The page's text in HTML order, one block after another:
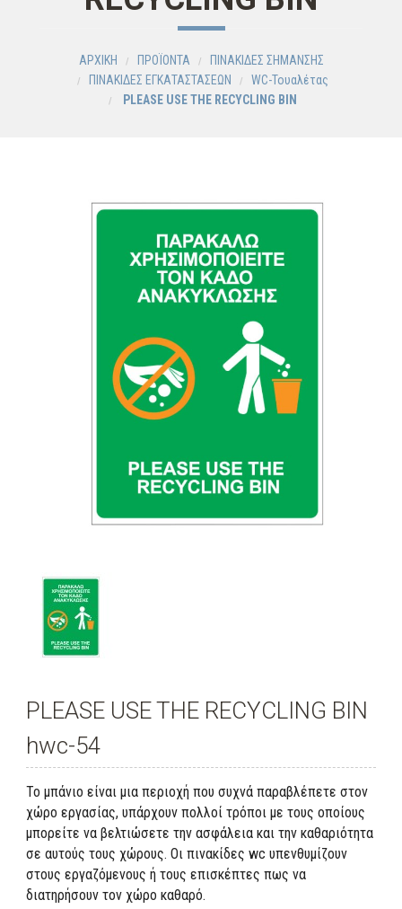
ΑΡΧΙΚΗ ΠΡΟΪΟΝΤΑ
ΠΙΝΑΚΙΔΕΣ ΣΗΜΑΝΣΗΣ
ΠΙΝΑΚΙΔΕΣ ΕΓΚΑΤΑΣΤΑΣΕΩΝ
WC-Τουαλέτας
PLEASE USE THE RECYCLING BIN
PLEASE USE THE RECYCLING BIN
hwc-54
To μπάνιo είναι μια περιοχή που συχνά παραβλέπετε στον
χώρο εργασίας, υπάρχουν πολλοί τρόποι με τους οποίους
μπορείτε να βελτιώσετε την ασφάλεια και την καθαριότητα
σε αυτούς τους χώρους. Οι πινακίδες wc υπενθυμίζουν
στους εργαζόμενους ή τους επισκέπτες πως να
διατηρήσουν τον χώρο καθαρό.